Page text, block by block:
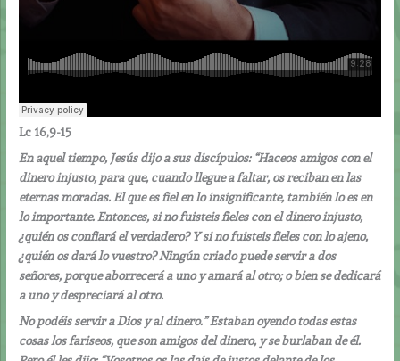
Lc 16,9-15
En aquel tiempo, Jesús dijo a sus discípulos: “Haceos amigos con el
dinero injusto, para que, cuando llegue a faltar, os reciban en las
eternas moradas. El que es fiel en lo insignificante, también lo es en
lo importante. Entonces, si no fuisteis fieles con el dinero injusto,
¿quién os confiará el verdadero? Y si no fuisteis fieles con lo ajeno,
¿quién os dará lo vuestro? Ningún criado puede servir a dos
señores, porque aborrecerá a uno y amará al otro; o bien se dedicará
a uno y despreciará al otro.
No podéis servir a Dios y al dinero.” Estaban oyendo todas estas
cosas los fariseos, que son amigos del dinero, y se burlaban de él.